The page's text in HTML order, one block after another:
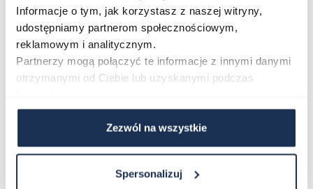
Informacje o tym, jak korzystasz z naszej witryny,
udostępniamy partnerom społecznościowym,
reklamowym i analitycznym.
Partnerzy mogą połączyć te informacje z innymi danymi
otrzymanymi od Ciebie lub uzyskanymi podczas
Zezwól na wszystkie
Spersonalizuj